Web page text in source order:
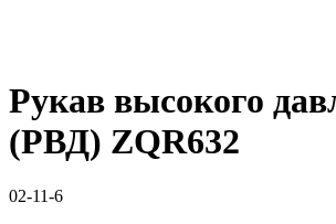
Рукав высокого
(РВД) ZQR632
02-11-6